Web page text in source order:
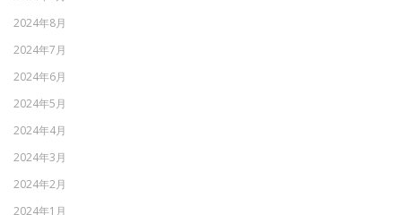
2024年8月
2024年7月
2024年6月
2024年5月
2024年4月
2024年3月
2024年2月
2024年1月